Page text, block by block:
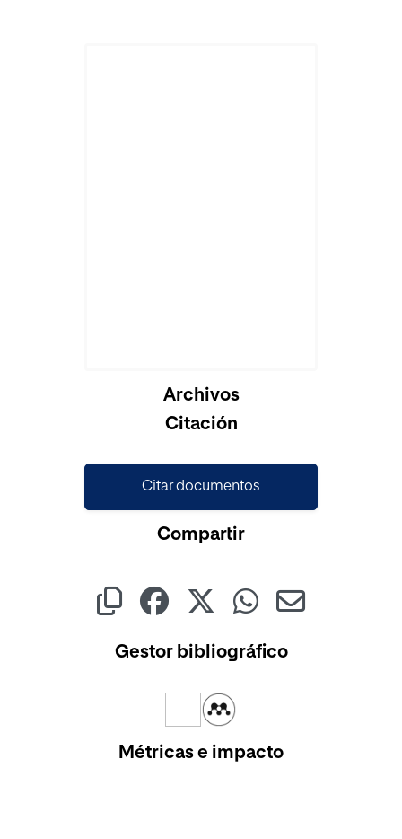
Archivos
Citación
Citar documentos
Compartir
Gestor bibliográfico
Métricas e impacto